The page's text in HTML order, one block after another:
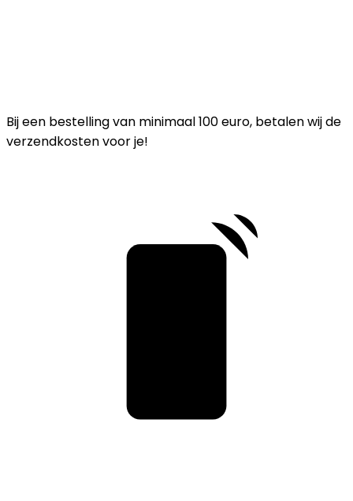
Bij een bestelling van minimaal 100 euro, betalen wij de
verzendkosten voor je!